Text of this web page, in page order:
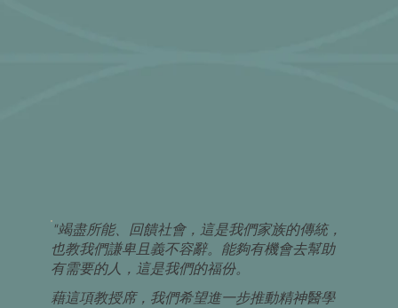
"竭盡所能、回饋社會，這是我們家族的傳統，
也教我們謙卑且義不容辭。能夠有機會去幫助
有需要的人，這是我們的福份。
藉這項教授席，我們希望進一步推動精神醫學